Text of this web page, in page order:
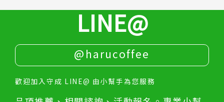
LINE@
@harucoffee
歡迎加入守成 LINE@ 由小幫手為您服務